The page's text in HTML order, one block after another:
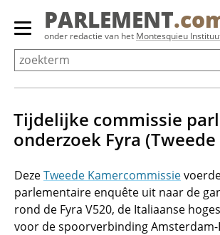
Overslaan
Primair
menu
tonen/verbergen
PARLEMENT
onder redactie van het Montesquieu
Tijdelijke commissie
onderzoek Fyra
DezeTweede Kamercommissie
parlementaire enquête uit naar de
rond de Fyra V520, de Italiaanse
voor de spoorverbinding Amsterdam-